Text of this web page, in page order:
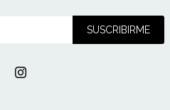
SUSCRIBIRME
